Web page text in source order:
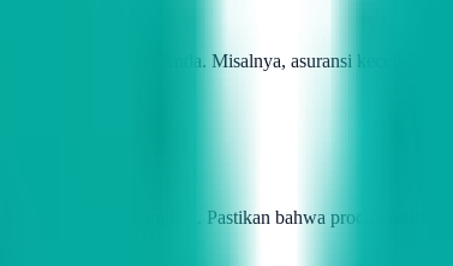
produk asuransi Anda. Misalnya, asuransi
Anda pertimbangkan. Pastikan bahwa produk